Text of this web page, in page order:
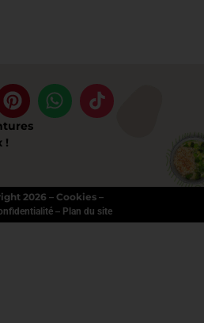
!
2026 – Cookies –
– Plan du site